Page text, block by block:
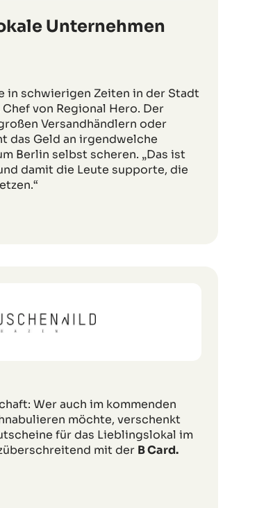
Unternehmen
in schwierigen Zeiten in der Stadt
von Regional Hero. Der
Versandhändlern oder
das Geld an irgendwelche
Berlin selbst scheren. „Das ist
damit die Leute supporte, die
Wer auch im kommenden
möchte, verschenkt
für das Lieblingslokal im
mit der B Card.